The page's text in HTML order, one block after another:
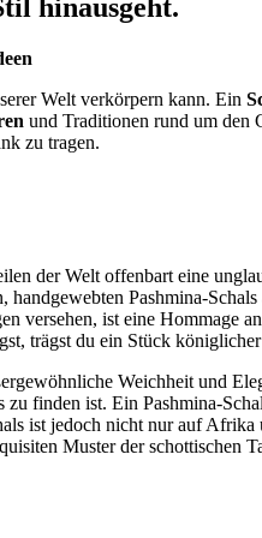
hinausgeht.
Welt verkörpern kann. Ein
und Traditionen rund um den
zu tragen.
der Welt offenbart eine
Pashmina-
versehen, ist eine Hommage
trägst du ein Stück
Weichheit und
finden ist. Ein Pashmina-
ist jedoch nicht nur auf
Muster der schottischen